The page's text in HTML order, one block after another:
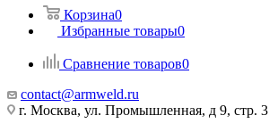
Корзина0
Избранные товары0
Сравнение товаров0
contact@armweld.ru
г. Москва, ул. Промышленная, д 9, стр. 3